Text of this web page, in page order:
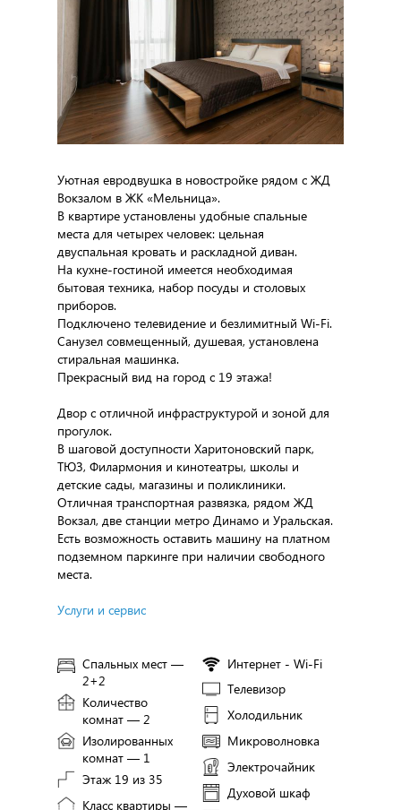
Уютная евродвушка в новостройке рядом с ЖД
Вокзалом в ЖК «Мельница».
В квартире установлены удобные спальные
места для четырех человек: цельная
двуспальная кровать и раскладной диван.
На кухне-гостиной имеется необходимая
бытовая техника, набор посуды и столовых
приборов.
Подключено телевидение и безлимитный Wi-Fi.
Санузел совмещенный, душевая, установлена
стиральная машинка.
Прекрасный вид на город с 19 этажа!
Двор с отличной инфраструктурой и зоной для
прогулок.
В шаговой доступности Харитоновский парк,
ТЮЗ, Филармония и кинотеатры, школы и
детские сады, магазины и поликлиники.
Отличная транспортная развязка, рядом ЖД
Вокзал, две станции метро Динамо и Уральская.
Есть возможность оставить машину на платном
подземном паркинге при наличии свободного
места.
Услуги и сервис
Спальных мест —
2+2
Количество
комнат — 2
Изолированных
комнат — 1
Этаж 19 из 35
Класс квартиры —
Интернет - Wi-Fi
Телевизор
Холодильник
Микроволновка
Электрочайник
Духовой шкаф